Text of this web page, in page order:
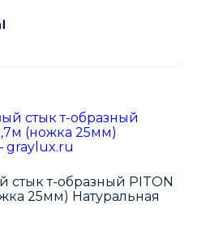
стык т-образный PITON
25мм) Натуральная